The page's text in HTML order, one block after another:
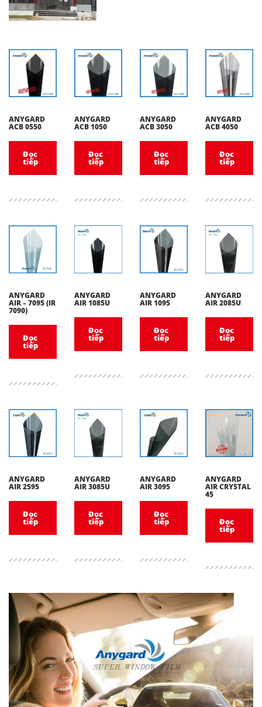
ANYGARD
ACB 0550
Đọc
tiếp
ANYGARD
ACB 1050
Đọc
tiếp
ANYGARD
ACB 3050
Đọc
tiếp
ANYGARD
ACB 4050
Đọc
tiếp
ANYGARD
AIR – 7095 (IR
7090)
Đọc
tiếp
ANYGARD
AIR 1085U
Đọc
tiếp
ANYGARD
AIR 1095
Đọc
tiếp
ANYGARD
AIR 2085U
Đọc
tiếp
ANYGARD
AIR 2595
Đọc
tiếp
ANYGARD
AIR 3085U
Đọc
tiếp
ANYGARD
AIR 3095
Đọc
tiếp
ANYGARD
AIR CRYSTAL
45
Đọc
tiếp